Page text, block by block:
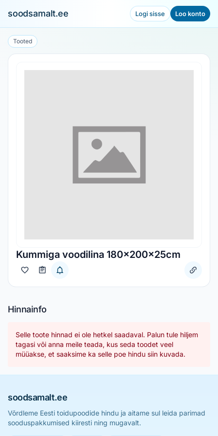
soodsamalt.ee Logi sisse Loo konto
Tooted
Kummiga voodilina 180x200x25cm
Hinnainfo
Selle toote hinnad ei ole hetkel saadaval. Palun tule hiljem
tagasi või anna meile teada, kus seda toodet veel
müüakse, et saaksime ka selle poe hindu siin kuvada.
soodsamalt.ee
Võrdleme Eesti toidupoodide hindu ja aitame sul leida parimad
sooduspakkumised kiiresti ning mugavalt.